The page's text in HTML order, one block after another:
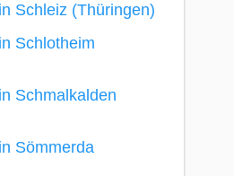
Schleiz (Thüringen)
Schlotheim
Schmalkalden
Sömmerda